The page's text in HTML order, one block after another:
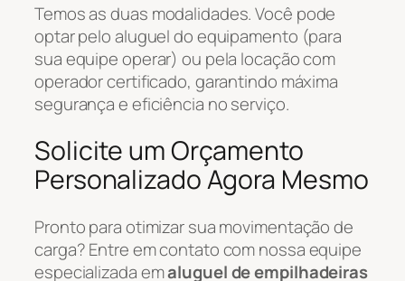
Temos as duas modalidades. Você pode
optar pelo aluguel do equipamento (para
sua equipe operar) ou pela locação com
operador certificado, garantindo máxima
segurança e eficiência no serviço.
Solicite um Orçamento
Personalizado Agora Mesmo
Pronto para otimizar sua movimentação de
carga? Entre em contato com nossa equipe
especializada emaluguel de empilhadeiras